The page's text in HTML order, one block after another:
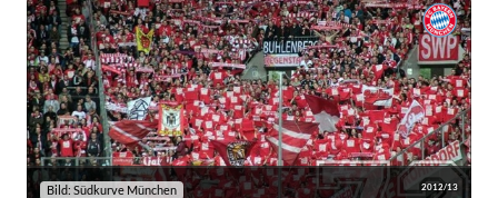
Bild: Südkurve München 2012/13